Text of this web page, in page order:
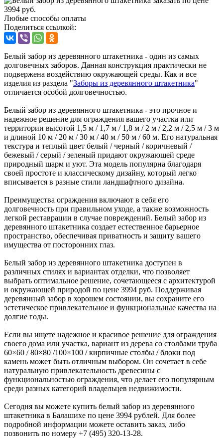
Любые способы оплаты
Поделиться ссылкой:
Белый забор из деревянного штакетника - один из самых
долговечных заборов. Данная конструкция практически не
подвержена воздействию окружающей среды. Как и все
изделия из раздела "Заборы из деревянного штакетника"
отличается особой долговечностью.
Белый забор из деревянного штакетника - это прочное и
надежное решение для ограждения вашего участка или
территории высотой 1,5 м / 1,7 м / 1,8 м / 2 м / 2,2 м / 2,5 м / 3 м
и длиной 10 м / 20 м / 30 м / 40 м / 50 м / 60 м. Его натуральная
текстура и теплый цвет белый / черный / коричневый /
бежевый / серый / зеленый придают окружающей среде
природный шарм и уют. Эта модель популярна благодаря
своей простоте и классическому дизайну, который легко
вписывается в разные стили ландшафтного дизайна.
Преимущества ограждения включают в себя его
долговечность при правильном уходе, а также возможность
легкой реставрации в случае повреждений. Белый забор из
деревянного штакетника создает естественное барьерное
пространство, обеспечивая приватность и защиту вашего
имущества от посторонних глаз.
Белый забор из деревянного штакетника доступен в
различных стилях и вариантах отделки, что позволяет
выбрать оптимальное решение, сочетающееся с архитектурой
и окружающей природой по цене 3994 руб. Поддерживая
деревянный забор в хорошем состоянии, вы сохраните его
эстетическое привлекательное и функциональные качества на
долгие годы.
Если вы ищете надежное и красивое решение для ограждения
своего дома или участка, вариант из дерева со столбами труба
60×60 / 80×80 /100×100 / кирпичные столбы / блоки под
камень может быть отличным выбором. Он сочетает в себе
натуральную привлекательность древесины с
функциональностью ограждения, что делает его популярным
среди разных категорий владельцев недвижимости.
Сегодня вы можете купить белый забор из деревянного
штакетника в Балашихе по цене 3994 рублей. Для более
подробной информации можете оставить заказ, либо
позвонить по номеру +7 (495) 320-13-28.